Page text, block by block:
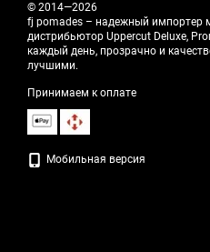
© 2014—2026
fj pomades – надежный импортер
дистрибьютор Uppercut Deluxe,
каждый день, прозрачно и
лучшими.
Принимаем к оплате
Мобильная версия